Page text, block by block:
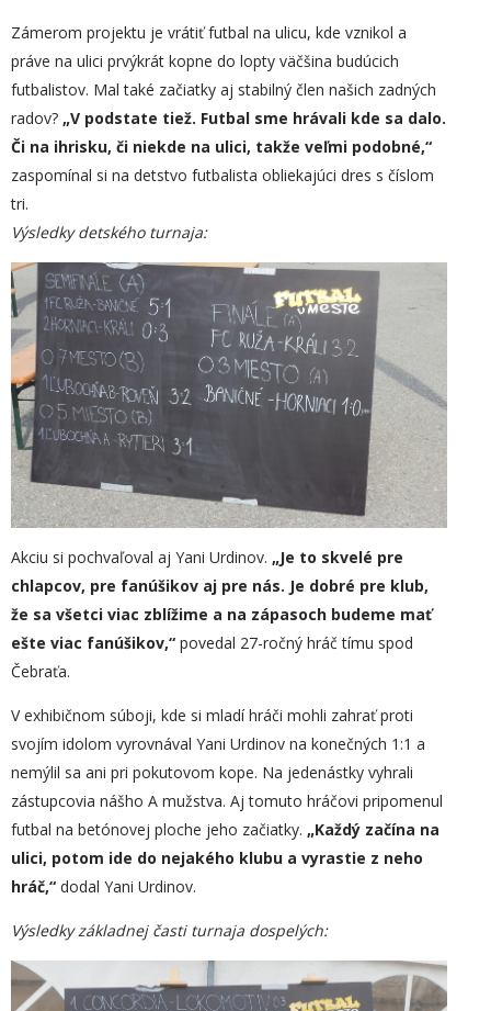
Zámerom projektu je vrátiť futbal na ulicu, kde vznikol a
práve na ulici prvýkrát kopne do lopty väčšina budúcich
futbalistov. Mal také začiatky aj stabilný člen našich zadných
radov? „V podstate tiež. Futbal sme hrávali kde sa dalo.
Či na ihrisku, či niekde na ulici, takže veľmi podobné,“
zaspomínal si na detstvo futbalista obliekajúci dres s číslom
tri.
Výsledky detského turnaja:
Akciu si pochvaľoval aj Yani Urdinov. „Je to skvelé pre
chlapcov, pre fanúšikov aj pre nás. Je dobré pre klub,
že sa všetci viac zblížime a na zápasoch budeme mať
ešte viac fanúšikov,“ povedal 27-ročný hráč tímu spod
Čebraťa.
V exhibičnom súboji, kde si mladí hráči mohli zahrať proti
svojím idolom vyrovnával Yani Urdinov na konečných 1:1 a
nemýlil sa ani pri pokutovom kope. Na jedenástky vyhrali
zástupcovia nášho A mužstva. Aj tomuto hráčovi pripomenul
futbal na betónovej ploche jeho začiatky. „Každý začína na
ulici, potom ide do nejakého klubu a vyrastie z neho
hráč,“ dodal Yani Urdinov.
Výsledky základnej časti turnaja dospelých: